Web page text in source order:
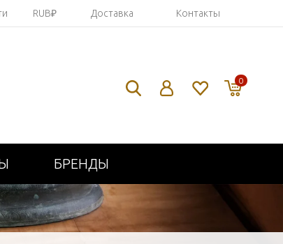
RUB₽ Доставка Контакты
0
БРЕНДЫ